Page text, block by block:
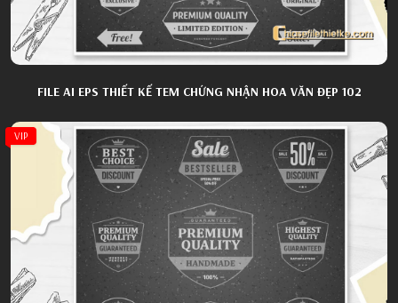
FILE AI EPS THIẾT KẾ TEM CHỨNG NHẬN HOA VĂN ĐẸP 102
VIP